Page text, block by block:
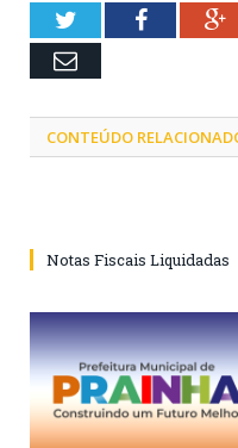
TwitterFacebook
Email
CONTEÚDO
Notas Fiscais Liquidadas